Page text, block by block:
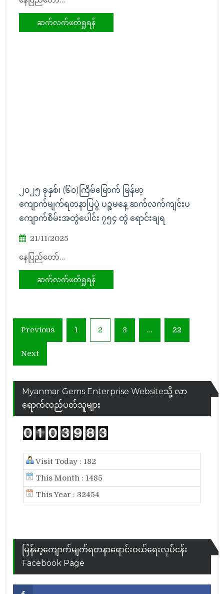
ဆက်လက်ဖတ်ရှုရန်
၂၀၂၅ ခုနှစ်၊ (၆၀)ကြိမ်မြောက် မြန်မာ့
ကျောက်မျက်ရတနာပြပွဲ ပဉ္စမနေ့ ဆက်လက်ကျင်းပ
ကျောက်စိမ်းအတွဲပေါင်း ၇၅၄ တွဲ ရောင်းချရ
21/11/2025
နေပြည်တော်…
ဆက်လက်ဖတ်ရှုရန်
Posts
pagination
Previous 1 2 3 … 22
Next
Myanmar Gems Enterprise Websiteသို့ လာ
ရောက်လည်ပတ်သူများ
Visit Today : 182
This Month : 1485
This Year : 32454
မြန်မာ့ကျောက်မျက်ရတနာရောင်းဝယ်ရေးလုပ်ငန်း
Facebook Page